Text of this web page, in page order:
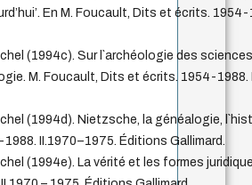
En M. Foucault, Dits et écrits.
(1994c). Sur l`archéologie des
M. Foucault, Dits et écrits. 1954-
(1994d). Nietzsche, la généalogie,
II.1970–1975. Éditions Gallimard.
(1994e). La vérité et les formes